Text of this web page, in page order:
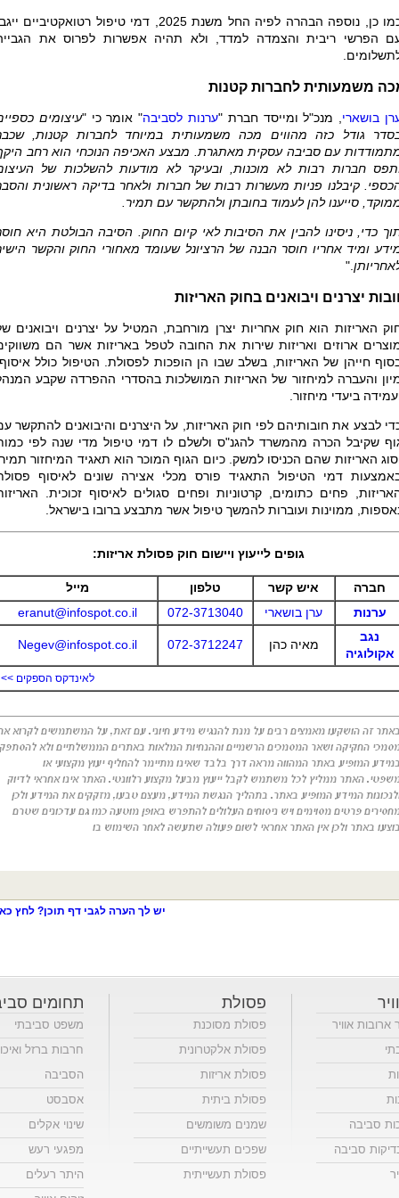
כמו כן, נוספה הבהרה לפיה החל משנת 2025, דמי טיפול רטואקטיביים
הפרשי ריבית והצמדה למדד, ולא תהיה אפשרות לפרוס את
משמעותית לחברות קטנות
בושארי , מנכ"ל ומייסד חברת "ערנות לסביבה" אומר כי "עיצומים
גודל כזה מהווים מכה משמעותית במיוחד לחברות קטנות,
עם סביבה עסקית מאתגרת. מבצע האכיפה הנוכחי הוא רחב
חברות רבות לא מוכנות, ובעיקר לא מודעות להשלכות של
קיבלנו פניות מעשרות רבות של חברות ולאחר בדיקה ראשונית
סייענו להן לעמוד בחובתן ולהתקשר עם תמיר.
כדי, ניסינו להבין את הסיבות לאי קיום החוק. הסיבה הבולטת היא
ומיד אחריו חוסר הבנה של הרציונל שעומד מאחורי החוק והקשר
."
יצרנים ויבואנים בחוק האריזות
האריזות הוא חוק אחריות יצרן מורחבת, המטיל על יצרנים ויבואנים
ארוזים ואריזות שירות את החובה לטפל באריזות אשר הם
חייהן של האריזות, בשלב שבו הן הופכות לפסולת. הטיפול כולל
והעברה למיחזור של האריזות המושלכות בהסדרי ההפרדה שקבע
ביעדי מיחזור.
לבצע את חובותיהם לפי חוק האריזות, על היצרנים והיבואנים להתקשר
שקיבל הכרה מהמשרד להגנ"ס ולשלם לו דמי טיפול מדי שנה לפי
האריזות שהם הכניסו למשק. כיום הגוף המוכר הוא תאגיד המיחזור
דמי הטיפול התאגיד פורס מכלי אצירה שונים לאיסוף
פחים כתומים, קרטוניות ופחים סגולים לאיסוף זכוכית.
ממוינות ועוברות להמשך טיפול אשר מתבצע ברובו בישראל.
גופים לייעוץ ויישום חוק פסולת אריזות:
חברה איש קשר טלפון
מייל
ערנות
ערן בושארי 072-3713040
eranut@infospot.co.il
נגב
אקולוגיה
מאיה כהן 072-3712247
Negev@infospot.co.il
לאינדקס הספקים >>
יש לך הערה לגבי דף תוכן? לחץ
ארובות אוויר
סביבה
סביבה
פסולת
פסולת מסוכנת
פסולת אלקטרונית
פסולת אריזות
פסולת ביתית
שמנים משומשים
שפכים תעשייתיים
פסולת תעשייתית
תחומים
משפט סביבתי
חרבות ברזל
הסביבה
אסבסט
שינוי אקלים
מפגעי רעש
היתר רעלים